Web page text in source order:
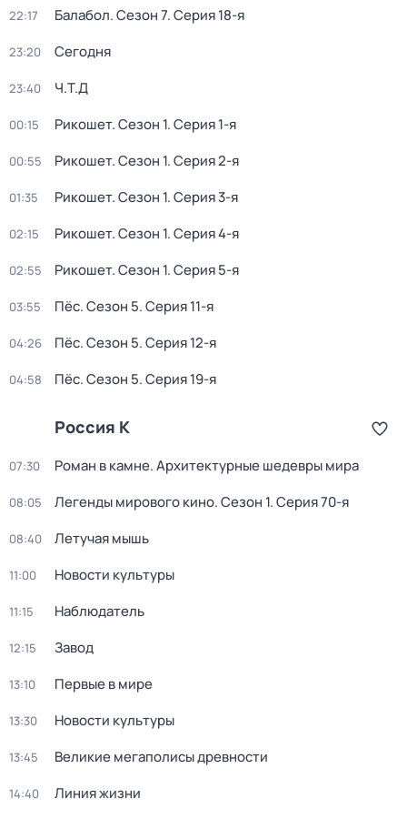
22:17 Балабол. Сезон 7. Серия 18-я
23:20 Сегодня
23:40 Ч.T.Д
00:15 Рикошет. Сезон 1. Серия 1-я
00:55 Рикошет. Сезон 1. Серия 2-я
01:35 Рикошет. Сезон 1. Серия 3-я
02:15 Рикошет. Сезон 1. Серия 4-я
02:55 Рикошет. Сезон 1. Серия 5-я
03:55 Пёс. Сезон 5. Серия 11-я
04:26 Пёс. Сезон 5. Серия 12-я
04:58 Пёс. Сезон 5. Серия 19-я
Россия К
07:30 Роман в камне. Архитектурные шедевры мира
08:05 Легенды мирового кино. Сезон 1. Серия 70-я
08:40 Летучая мышь
11:00 Новости культуры
11:15 Наблюдатель
12:15 Завод
13:10 Первые в мире
13:30 Новости культуры
13:45 Великие мегаполисы древности
14:40 Линия жизни